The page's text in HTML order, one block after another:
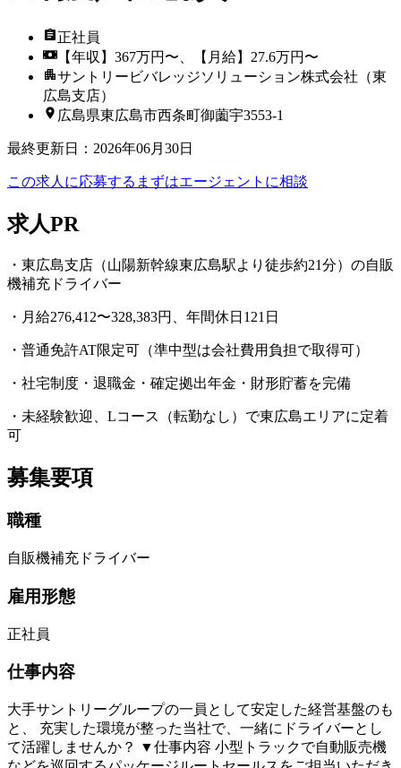
正社員
【年収】367万円〜、【月給】27.6万円〜
サントリービバレッジソリューション株式会社（東
広島支店）
広島県東広島市西条町御薗宇3553-1
最終更新日 ： 2026年06月30日
この求人に応募する まずはエージェントに相談
求人PR
・東広島支店（山陽新幹線東広島駅より徒歩約21分）の自販
機補充ドライバー
・月給276,412〜328,383円、年間休日121日
・普通免許AT限定可（準中型は会社費用負担で取得可）
・社宅制度・退職金・確定拠出年金・財形貯蓄を完備
・未経験歓迎、Lコース（転勤なし）で東広島エリアに定着
可
募集要項
職種
自販機補充ドライバー
雇用形態
正社員
仕事内容
大手サントリーグループの一員として安定した経営基盤のも
と、 充実した環境が整った当社で、一緒にドライバーとし
て活躍しませんか？ ▼仕事内容 小型トラックで自動販売機